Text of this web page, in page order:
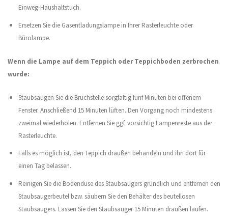
Einweg-Haushaltstuch.
Ersetzen Sie die Gasentladungslampe in Ihrer Rasterleuchte oder
Bürolampe.
Wenn die Lampe auf dem Teppich oder Teppichboden zerbrochen
wurde:
Staubsaugen Sie die Bruchstelle sorgfältig fünf Minuten bei offenem
Fenster. Anschließend 15 Minuten lüften. Den Vorgang noch mindestens
zweimal wiederholen. Entfernen Sie ggf. vorsichtig Lampenreste aus der
Rasterleuchte.
Falls es möglich ist, den Teppich draußen behandeln und ihn dort für
einen Tag belassen.
Reinigen Sie die Bodendüse des Staubsaugers gründlich und entfernen den
Staubsaugerbeutel bzw. säubern Sie den Behälter des beutellosen
Staubsaugers. Lassen Sie den Staubsauger 15 Minuten draußen laufen.